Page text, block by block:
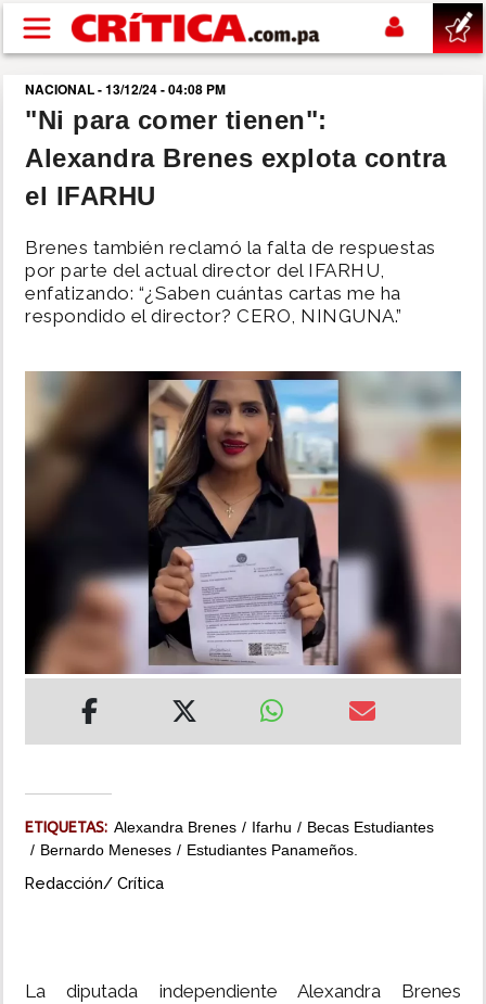
Pasar al contenido principal
buscar
SUCESOS
POLÍTICA
MULTIMEDIA
IMPRESO
NACIONAL - 13/12/24 - 04:08 PM
"Ni para comer tienen":
Alexandra Brenes explota contra
el IFARHU
Brenes también reclamó la falta de respuestas
por parte del actual director del IFARHU,
enfatizando: “¿Saben cuántas cartas me ha
respondido el director? CERO, NINGUNA.”
ETIQUETAS: Alexandra Brenes Ifarhu
Becas Estudiantes
Bernardo Meneses
Estudiantes Panameños.
Redacción/ Crítica
La diputada independiente Alexandra Brenes